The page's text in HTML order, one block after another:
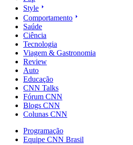
Style
Comportamento
Saúde
Ciência
Tecnologia
Viagem & Gastronomia
Review
Auto
Educação
CNN Talks
Fórum CNN
Blogs CNN
Colunas CNN
Programação
Equipe CNN Brasil